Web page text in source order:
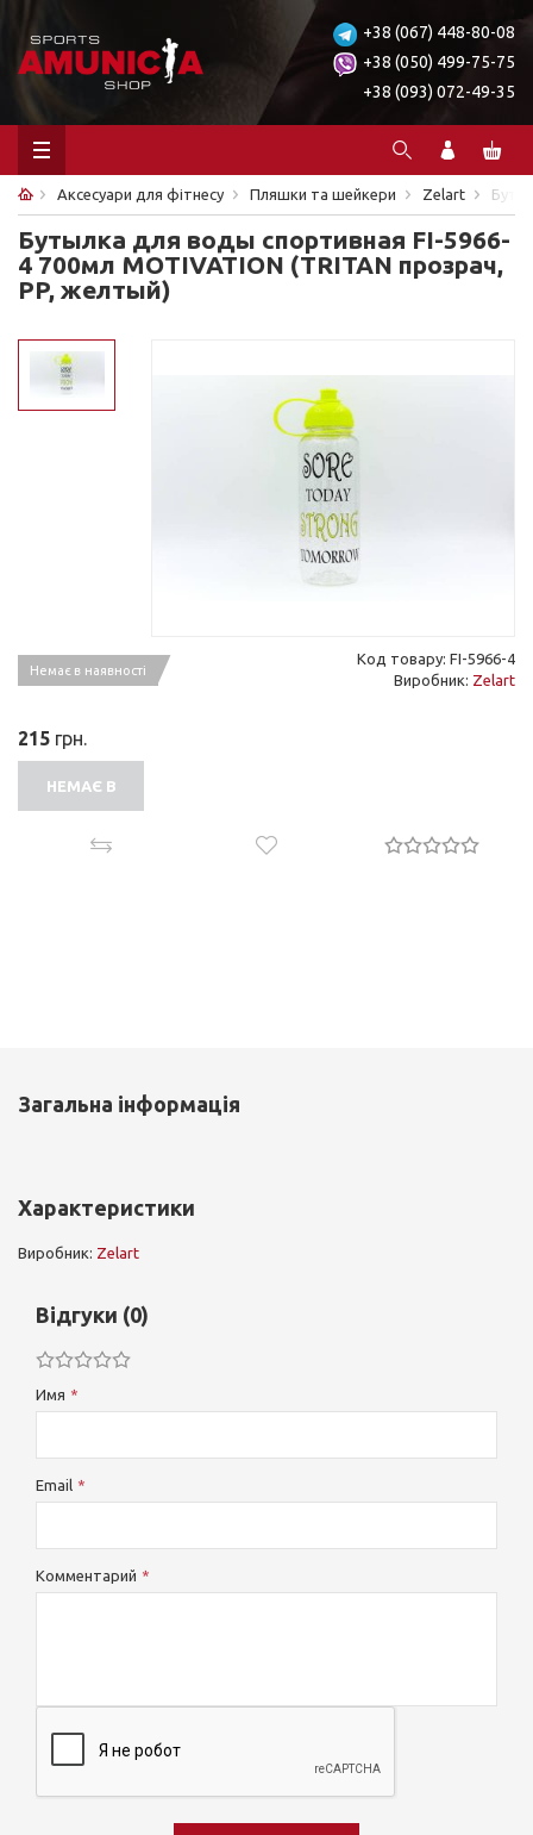
+38 (067) 448-80-08
+38 (050) 499-75-75
+38 (093) 072-49-35
Аксесуари для фітнесу Пляшки та шейкери Zelart
Бутылка для воды спортивная FI-5966-
4 700мл MOTIVATION (TRITAN прозрач,
PP, желтый)
Немає в наявності
Код товару: FI-5966-4
Виробник: Zelart
215 грн.
НЕМАЄ В
Загальна інформація
Характеристики
Виробник: Zelart
Відгуки (0)
Имя
Email
Комментарий